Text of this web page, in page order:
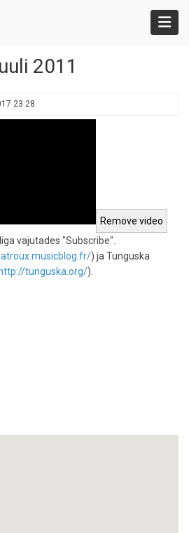
2011
23:28
vajutades "Subscribe".
) ja Tunguska
http://tunguska.org/).